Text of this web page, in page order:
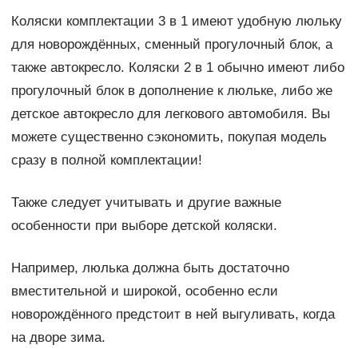
Коляски комплектации 3 в 1 имеют удобную люльку
для новорождённых, сменный прогулочный блок, а
также автокресло. Коляски 2 в 1 обычно имеют либо
прогулочный блок в дополнение к люльке, либо же
детское автокресло для легкового автомобиля. Вы
можете существенно сэкономить, покупая модель
сразу в полной комплектации!
Также следует учитывать и другие важные
особенности при выборе детской коляски.
Например, люлька должна быть достаточно
вместительной и широкой, особенно если
новорождённого предстоит в ней выгуливать, когда
на дворе зима.